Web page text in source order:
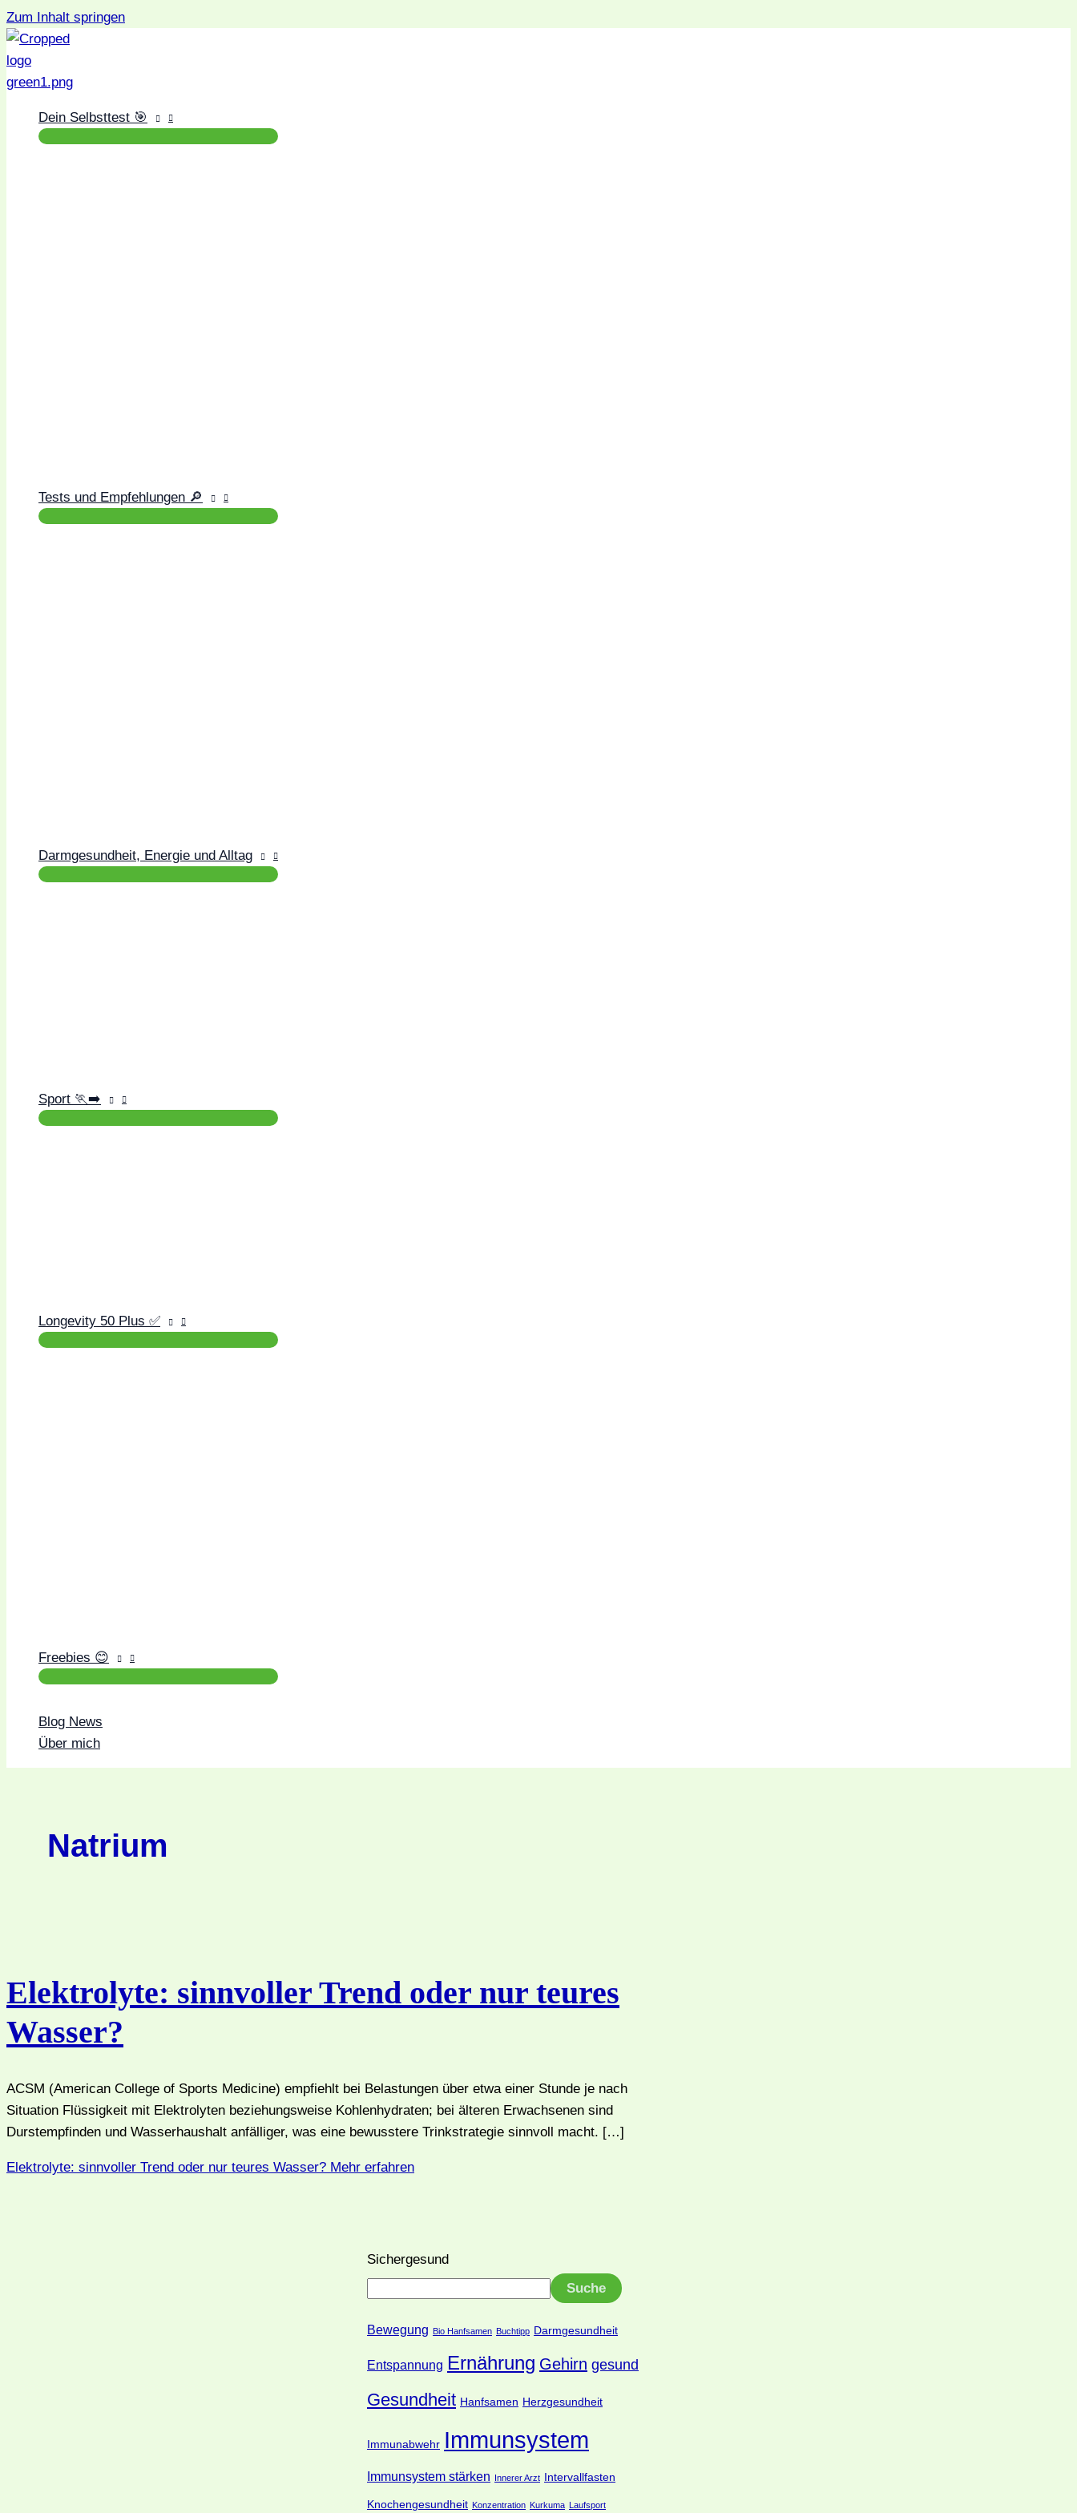
Zum Inhalt springen
Dein Selbsttest 🎯
Tests und Empfehlungen 🔎
Darmgesundheit, Energie und Alltag
Sport 🏃‍➡️
Longevity 50 Plus ✅
Freebies 😊
Blog News
Über mich
Natrium
Elektrolyte: sinnvoller Trend oder nur teures
Wasser?
ACSM (American College of Sports Medicine) empfiehlt bei Belastungen über etwa einer Stunde je nach
Situation Flüssigkeit mit Elektrolyten beziehungsweise Kohlenhydraten; bei älteren Erwachsenen sind
Durstempfinden und Wasserhaushalt anfälliger, was eine bewusstere Trinkstrategie sinnvoll macht. […]
Elektrolyte: sinnvoller Trend oder nur teures Wasser? Mehr erfahren
Sichergesund
Suche
Bewegung Bio Hanfsamen Buchtipp Darmgesundheit
Entspannung Ernährung Gehirn gesund
Gesundheit Hanfsamen Herzgesundheit
Immunabwehr Immunsystem
Immunsystem stärken Innerer Arzt Intervallfasten
Knochengesundheit Konzentration Kurkuma Laufsport